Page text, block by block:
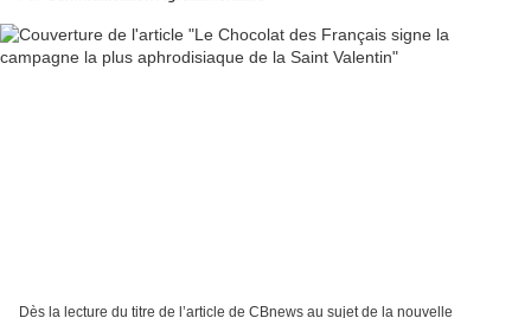
Dès la lecture du titre de l’article de CBnews au sujet de la nouvelle